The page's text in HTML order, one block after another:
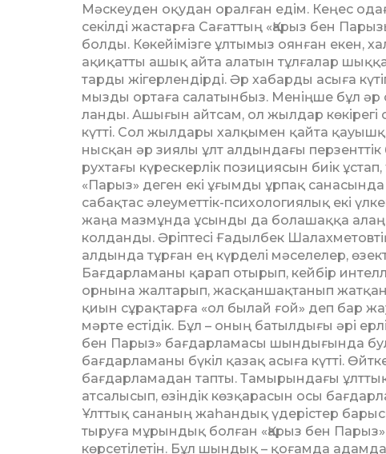
Мәскеуден оқудан оралған едім. Кеңес
секілді жастарға Сағаттың «Қарыз бен
болды. Көкейімізге ұлтымыз оянған екен,
ақиқатты ашық айта алатын тұлғалар
тарды жігерлендірді. Әр хабарды асыға
мызды ортаға салатынбыз. Меніңше бұл
ланды. Ашығын айтсам, ол жылдар көкірегі
күт­ті. Сол жылдары халқымен қайта
нысқан әр зиялы ұлт алдындағы
рухтағы күрескерлік позициясын биік
«Парыз» деген екі ұғымды ұрпақ
сабақтас әлеуметтік-психологиялық екі
жаңа маз­мұнда ұсынды да болашаққа алаң
колданды. Әріп­тесі Ғадылбек
алдында тұр­ған ең күрделі мәселелер,
Бағдарламаны қарап отырып, кейбір
орнына жалтарып, жасқаншақтанып жат­қан
қиын сұрақтарға «ол былай ғой» деп бар
мәрте естідік. Бұл – оның батылдығы әрі
бен Парыз» бағдарламасы шын­ды­ғында
бағдарламаны бүкіл қазақ асыға күт­ті.
бағдарламадан тапты. Тамырын­дағы
атсалысып, өзіндік көзқарасын осы
Ұлттық сананың жаһандық үдерістер
тыруға мұрындық болған «Қарыз бен
көрсетілетін. Бұл шындық – қоғамда